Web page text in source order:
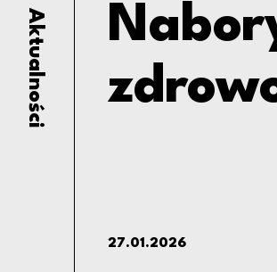
Aktualności
27.01.2026